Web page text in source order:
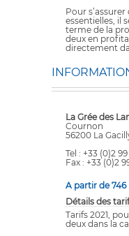
Pour
essentielles, il
terme de la
deux en
directement
La Grée des
Cournon
56200 La
Tel : +33 (0)2
Fax : +33 (0)2
A partir de 746
Détails des
Tarifs 2021,
deux dans la